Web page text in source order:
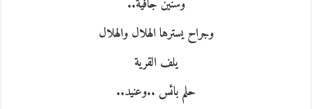
وسنين جافية..
وجراح يسترها الهلال والهلال
يلف القرية
حلم بائس ..وعنيد..